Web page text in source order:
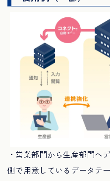
・営業部門から生産部門へ
側で用意しているデータテ